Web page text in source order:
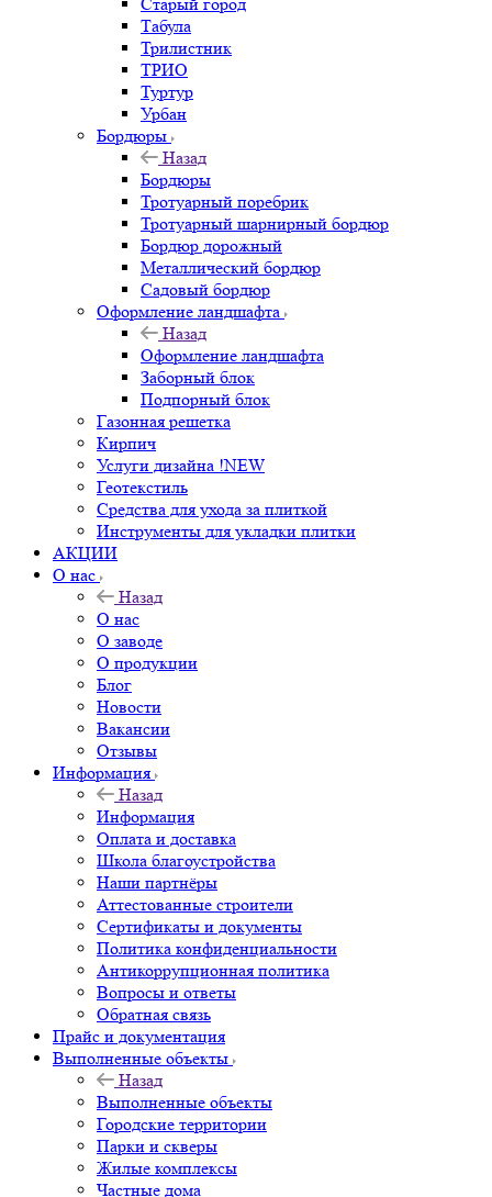
Табула
Трилистник
ТРИО
Туртур
Урбан
Бордюры
Назад
Бордюры
Тротуарный поребрик
Тротуарный шарнирный бордюр
Бордюр дорожный
Металлический бордюр
Садовый бордюр
Оформление ландшафта
Назад
Оформление ландшафта
Заборный блок
Подпорный блок
Газонная решетка
Кирпич
Услуги дизайна !NEW
Геотекстиль
Средства для ухода за плиткой
Инструменты для укладки плитки
АКЦИИ
О нас
Назад
О нас
О заводе
О продукции
Блог
Новости
Вакансии
Отзывы
Информация
Назад
Информация
Оплата и доставка
Школа благоустройства
Наши партнёры
Аттестованные строители
Сертификаты и документы
Политика конфиденциальности
Антикоррупционная политика
Вопросы и ответы
Обратная связь
Прайс и документация
Выполненные объекты
Назад
Выполненные объекты
Городские территории
Парки и скверы
Жилые комплексы
Частные дома